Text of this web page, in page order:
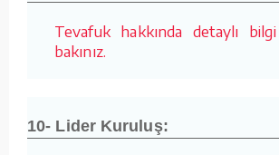
Tevafuk hakkında detaylı
bakınız.
10- Lider Kuruluş: